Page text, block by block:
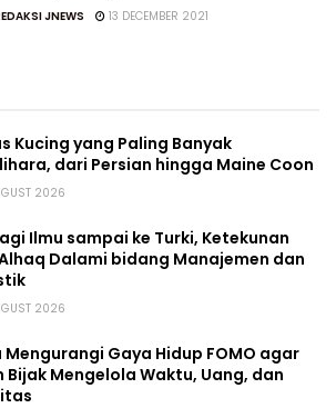
JNEWS 13 DECEMBER 2021
Kucing yang Paling Banyak
dari Persian hingga Maine Coon
2026
Ilmu sampai ke Turki, Ketekunan
Dalami bidang Manajemen dan
2026
Mengurangi Gaya Hidup FOMO agar
Bijak Mengelola Waktu, Uang, dan